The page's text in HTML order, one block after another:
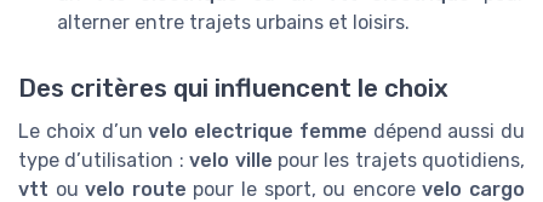
alterner entre trajets urbains et loisirs.
Des critères qui influencent le choix
Le choix d’unvelo electrique femme dépend aussi du
type d’utilisation :velo ville pour les trajets quotidiens,
vtt ouvelo route pour le sport, ou encorevelo cargo